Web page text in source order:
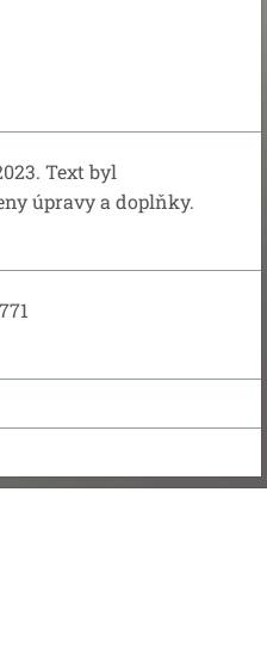
Text byl
úpravy a doplňky.